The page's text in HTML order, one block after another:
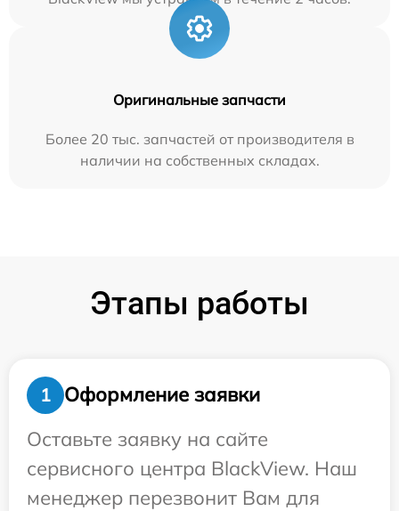
Оригинальные запчасти
Более 20 тыс. запчастей от производителя в
наличии на собственных складах.
Этапы работы
1
Оформление заявки
Оставьте заявку на сайте
сервисного центра BlackView. Наш
менеджер перезвонит Вам для